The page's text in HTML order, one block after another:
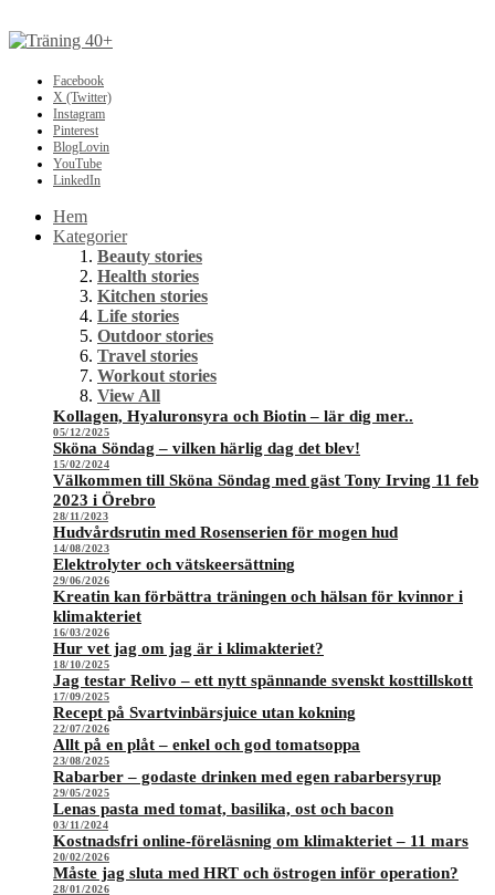
Facebook
X (Twitter)
Instagram
Pinterest
BlogLovin
YouTube
LinkedIn
Hem
Kategorier
Beauty stories
Health stories
Kitchen stories
Life stories
Outdoor stories
Travel stories
Workout stories
View All
Kollagen, Hyaluronsyra och Biotin – lär dig mer..
05/12/2025
Sköna Söndag – vilken härlig dag det blev!
15/02/2024
Välkommen till Sköna Söndag med gäst Tony Irving 11 feb
2023 i Örebro
28/11/2023
Hudvårdsrutin med Rosenserien för mogen hud
14/08/2023
Elektrolyter och vätskeersättning
29/06/2026
Kreatin kan förbättra träningen och hälsan för kvinnor i
klimakteriet
16/03/2026
Hur vet jag om jag är i klimakteriet?
18/10/2025
Jag testar Relivo – ett nytt spännande svenskt kosttillskott
17/09/2025
Recept på Svartvinbärsjuice utan kokning
22/07/2026
Allt på en plåt – enkel och god tomatsoppa
23/08/2025
Rabarber – godaste drinken med egen rabarbersyrup
29/05/2025
Lenas pasta med tomat, basilika, ost och bacon
03/11/2024
Kostnadsfri online-föreläsning om klimakteriet – 11 mars
20/02/2026
Måste jag sluta med HRT och östrogen inför operation?
28/01/2026